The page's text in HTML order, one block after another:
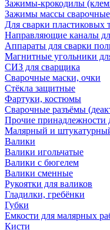
Зажимы-крокодилы
Зажимы массы сварочные
Для сварки пластиковых
Направляющие каналы
Аппараты для сварки
Магнитные угольники
СИЗ для сварщика
Сварочные маски, очки
Стёкла защитные
Фартуки, костюмы
Сварочные разъёмы
Прочие принадлежности
Малярный и
Валики
Валики игольчатые
Валики с бюгелем
Валики сменные
Рукоятки для валиков
Гладилки, гребёнки
Губки
Емкости для малярных
Кисти